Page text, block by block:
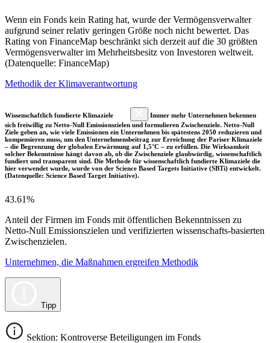
Wenn ein Fonds kein Rating hat, wurde der Vermögensverwalter
aufgrund seiner relativ geringen Größe noch nicht bewertet. Das
Rating von FinanceMap beschränkt sich derzeit auf die 30 größten
Vermögensverwalter im Mehrheitsbesitz von Investoren weltweit.
(Datenquelle: FinanceMap)
Methodik der Klimaverantwortung
Wissenschaftlich fundierte Klimaziele
Immer mehr Unternehmen bekennen
sich freiwillig zu Netto-Null Emissionszielen und formulieren Zwischenziele. Netto-Null
Ziele geben an, wie viele Emissionen ein Unternehmen bis spätestens 2050 reduzieren und
kompensieren muss, um den Unternehmensbeitrag zur Erreichung der Pariser Klimaziele
– die Begrenzung der globalen Erwärmung auf 1,5°C – zu erfüllen. Die Wirksamkeit
solcher Bekenntnisse hängt davon ab, ob die Zwischenziele glaubwürdig, wissenschaftlich
fundiert und transparent sind. Die Methode für wissenschaftlich fundierte Klimaziele die
hier verwendet wurde, wurde von der Science Based Targets Initiative (SBTi) entwickelt.
(Datenquelle: Science Based Target Initiative).
43.61%
Anteil der Firmen im Fonds mit öffentlichen Bekenntnissen zu
Netto-Null Emissionszielen und verifizierten wissenschafts-basierten
Zwischenzielen.
Unternehmen, die Maßnahmen ergreifen Methodik
Tipp
Sektion: Kontroverse Beteiligungen im Fonds